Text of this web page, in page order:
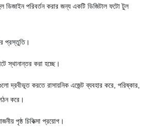
ডিজাইন পরিবর্তন করার জন্য একটি ডিজিটাল ফটো টুল
প্রস্তুতি।
স্থানান্তর করা হচ্ছে।
দ্রবীভূত করতে রাসায়নিক এজেন্ট ব্যবহার করে, পরিষ্কার,
করে।
পৃষ্ঠ চিকিত্সা প্রয়োগ।